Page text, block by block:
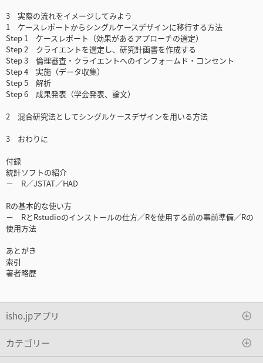
3 実際の流れをイメージしてみよう
1 ケースレポートからシングルケースデザインに移行する方法
Step 1 ケースレポート（効果があるアプローチの選定）
Step 2 クライエントを選定し、研究計画書を作成する
Step 3 倫理審査・クライエントへのインフォームド・コンセント
Step 4 実施（データ収集）
Step 5 解析
Step 6 成果発表（学会発表、論文）
2 混合研究法としてシングルケースデザインを用いる方法
3 おわりに
付録
統計ソフトの紹介
－ R／JSTAT／HAD
Rの基本的な使い方
－ RとRstudioのインストールの仕方／Rを使用する前の事前準備／Rの
使用方法
あとがき
索引
著者略歴
isho.jpアプリ
カテゴリー